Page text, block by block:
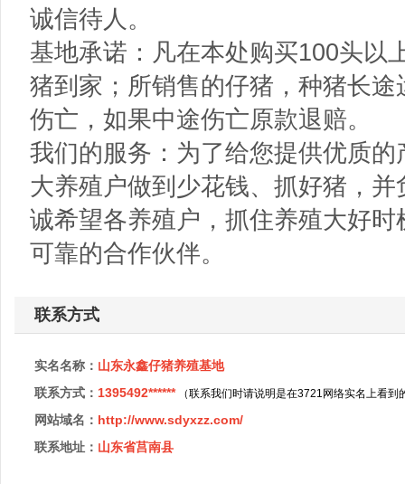
诚信待人。
基地承诺：凡在本处购买100头以
猪到家；所销售的仔猪，种猪长
伤亡，如果中途伤亡原款退赔。
我们的服务：为了给您提供优质
大养殖户做到少花钱、抓好猪，
诚希望各养殖户，抓住养殖大好
可靠的合作伙伴。
联系方式
实名名称： 山东永鑫仔猪养殖基地
联系方式： 1395492******（联系我们时请说明是在3721网络实名上看到
网站域名： http://www.sdyxzz.com/
联系地址： 山东省莒南县